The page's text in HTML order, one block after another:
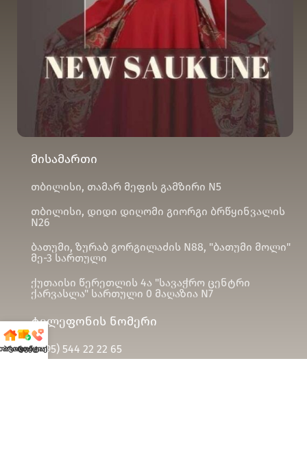
მისამართი
თბილისი, თამარ მეფის გამზირი N5
თბილისი, დიდი დიღომი გიორგი ბრწყინვალის
N26
ბათუმი, ზურაბ გორგილაძის N88, "ბათუმი მოლი"
მე-3 სართული
ქუთაისი წერეთლის 4ა "სავაჭრო ცენტრი
ქარვასლა" სართული 0 მაღაზია N7
ტელეფონის ნომერი
(+995)544 22 22 65
პროდუქცია
კონტაქტი